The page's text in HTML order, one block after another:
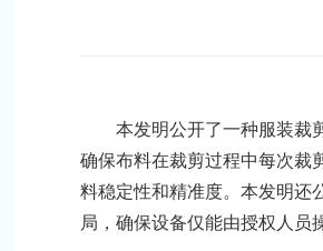
本发明公开了一种服装裁
确保布料在裁剪过程中每次裁
料稳定性和精准度。本发明还
局，确保设备仅能由授权人员